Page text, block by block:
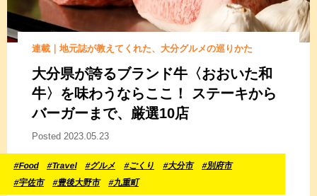
連載｜地元誌が教えてくれた、大分グルメの巡りかた
大分県が誇るブランド牛 〈おおいた和
牛〉を味わうならここ！ ステーキから
バーガーまで、厳選10店
Posted 2023.05.23
#Food #Travel #グルメ #ごくり #大分市
#別府市
#宇佐市
#豊後大野市 #九重町